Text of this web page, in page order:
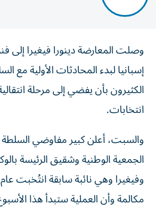
وصلت المعارضة دينورا فيغيرا إلى
إسبانيا لبدء المحادثات الأولية مع
الكثيرون بأن يفضي إلى مرحلة
انتخابات.
والسبت، أعلن كبير مفاوضي
الجمعية الوطنية وشقيق الرئيسة
مكالمة وأن العملية ستبدأ هذا